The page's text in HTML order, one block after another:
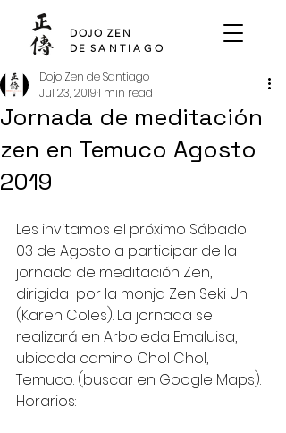
DOJO ZEN
DE SANTIAGO
Jornada de meditación
zen en Temuco Agosto
2019
Dojo Zen de Santiago
Jul 23, 20191 min read
Les invitamos el próximo Sábado
03 de Agosto a participar de la
jornada de meditación Zen,
dirigida  por la monja Zen Seki Un
(Karen Coles). La jornada se
realizará en Arboleda Emaluisa,
ubicada camino Chol Chol,
Temuco. (buscar en Google Maps).
Horarios: